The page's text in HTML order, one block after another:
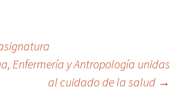
Enfermería y Antropología unidas
al cuidado de la salud →